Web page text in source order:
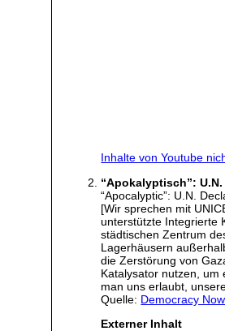
Inhalte von Youtube
“Apokalyptisch”:
“Apocalyptic”: U.N.
[Wir sprechen mit
unterstützte Integrierte
städtischen Zentrum
Lagerhäusern
die Zerstörung von
Katalysator nutzen, um
man uns erlaubt,
Quelle: Democracy
Externer Inhalt